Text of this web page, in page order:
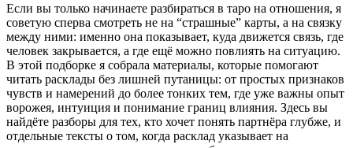
Если вы только начинаете разбираться в таро на отношения, я
советую сперва смотреть не на “страшные” карты, а на связку
между ними: именно она показывает, куда движется связь, где
человек закрывается, а где ещё можно повлиять на ситуацию.
В этой подборке я собрала материалы, которые помогают
читать расклады без лишней путаницы: от простых признаков
чувств и намерений до более тонких тем, где уже важны опыт
ворожея, интуиция и понимание границ влияния. Здесь вы
найдёте разборы для тех, кто хочет понять партнёра глубже, и
отдельные тексты о том, когда расклад указывает на